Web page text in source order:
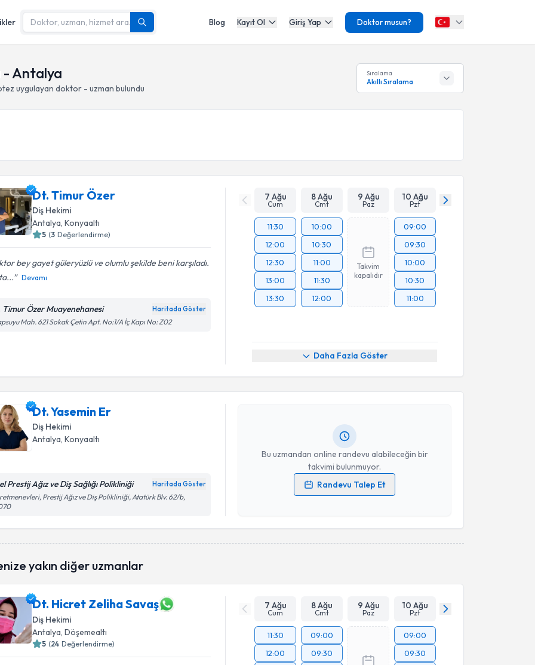
Blog Kayıt Ol Giriş Yap Doktor musun?
- Antalya
uygulayan doktor - uzman bulundu
Sıralama
Akıllı Sıralama
Dt. Timur Özer
Diş Hekimi
Antalya, Konyaaltı
5 (3 Değerlendirme)
bey gayet güleryüzlü ve olumlu şekilde beni karşıladı.
Devamı
Timur Özer Muayenehanesi Haritada Göster
Mah. 621 Sokak Çetin Apt. No:1/A İç Kapı No: Z02
7 Ağu
Cum
8 Ağu
Cmt
9 Ağu
Paz
10 Ağu
Pzt
11:30
12:00
12:30
13:00
13:30
10:00
10:30
11:00
11:30
12:00
Takvim
kapalıdır
09:00
09:30
10:00
10:30
11:00
Daha Fazla Göster
Dt. Yasemin Er
Diş Hekimi
Antalya , Konyaaltı
Prestij Ağız ve Diş Sağlığı Polikliniği Haritada Göster
Prestij Ağız ve Diş Polikliniği, Atatürk Blv. 62/b,
Bu uzmandan online randevu alabileceğin bir
takvimi bulunmuyor.
Randevu Talep Et
Randevu Takvimi Talebi
Dt. Yasemin Eriçin randevu takvimi talebi oluşturun. Size bu
uzmandan randevu almanız için bir takvim hazırlandığında e-
Kişisel verilerimin işlenmesine ilişkinAydınlatma Metni
yakın diğer uzmanlar
Dt. Hicret Zeliha Savaş
Diş Hekimi
Antalya , Döşemealtı
5 (24 Değerlendirme)
7 Ağu
Cum
8 Ağu
Cmt
9 Ağu
Paz
10 Ağu
Pzt
11:30
12:00
09:00
09:30
09:00
09:30